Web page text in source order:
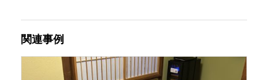
関連事例